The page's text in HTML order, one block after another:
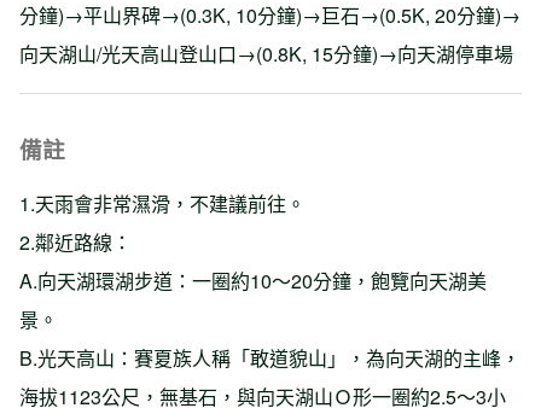
分鐘)→平山界碑→(0.3K, 10分鐘)→巨石→(0.5K, 20分鐘)→
向天湖山/光天高山登山口→(0.8K, 15分鐘)→向天湖停車場
備註
1.天雨會非常濕滑，不建議前往。
2.鄰近路線：
A.向天湖環湖步道：一圈約10～20分鐘，飽覽向天湖美
景。
B.光天高山：賽夏族人稱「敢道貌山」，為向天湖的主峰，
海拔1123公尺，無基石，與向天湖山Ｏ形一圈約2.5～3小